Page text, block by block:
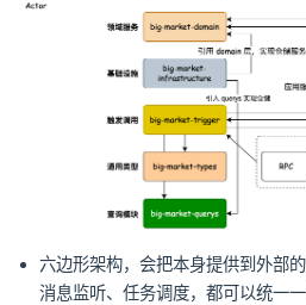
六边形架构，会把本身提供到外部
消息监听、任务调度，都可以统一